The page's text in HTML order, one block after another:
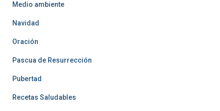
Medio ambiente
Navidad
Oración
Pascua de Resurrección
Pubertad
Recetas Saludables